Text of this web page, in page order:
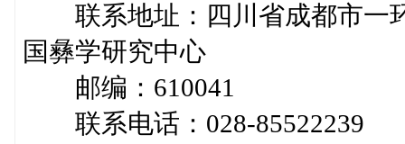
联系地址：四川省成都市一
国彝学研究中心
邮编：610041
联系电话：028-85522239